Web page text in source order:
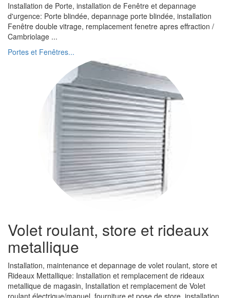
Installation de Porte, installation de Fenêtre et depannage
d'urgence: Porte blindée, depannage porte blindée, installation
Fenêtre double vitrage, remplacement fenetre apres effraction /
Cambriolage ...
Portes et Fenêtres...
Volet roulant, store et rideaux
metallique
Installation, maintenance et depannage de volet roulant, store et
Rideaux Mettallique: Installation et remplacement de rideaux
metallique de magasin, Installation et remplacement de Volet
roulant électrique/manuel, fourniture et pose de store, installation